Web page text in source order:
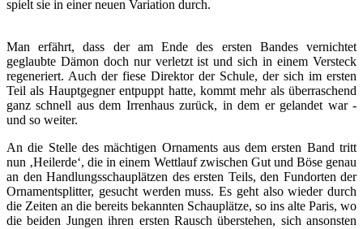
spielt sie in einer neuen Variation durch.
Man erfährt, dass der am Ende des ersten Bandes vernichtet
geglaubte Dämon doch nur verletzt ist und sich in einem Versteck
regeneriert. Auch der fiese Direktor der Schule, der sich im ersten
Teil als Hauptgegner entpuppt hatte, kommt mehr als überraschend
ganz schnell aus dem Irrenhaus zurück, in dem er gelandet war -
und so weiter.
An die Stelle des mächtigen Ornaments aus dem ersten Band tritt
nun ‚Heilerde‘, die in einem Wettlauf zwischen Gut und Böse genau
an den Handlungsschauplätzen des ersten Teils, den Fundorten der
Ornamentsplitter, gesucht werden muss. Es geht also wieder durch
die Zeiten an die bereits bekannten Schauplätze, so ins alte Paris, wo
die beiden Jungen ihren ersten Rausch überstehen, sich ansonsten